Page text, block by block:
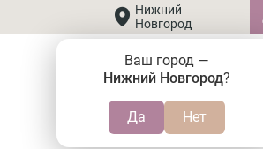
Нижний
Новгород
Ваш город —
Нижний Новгород?
8 (800) 505-37-20